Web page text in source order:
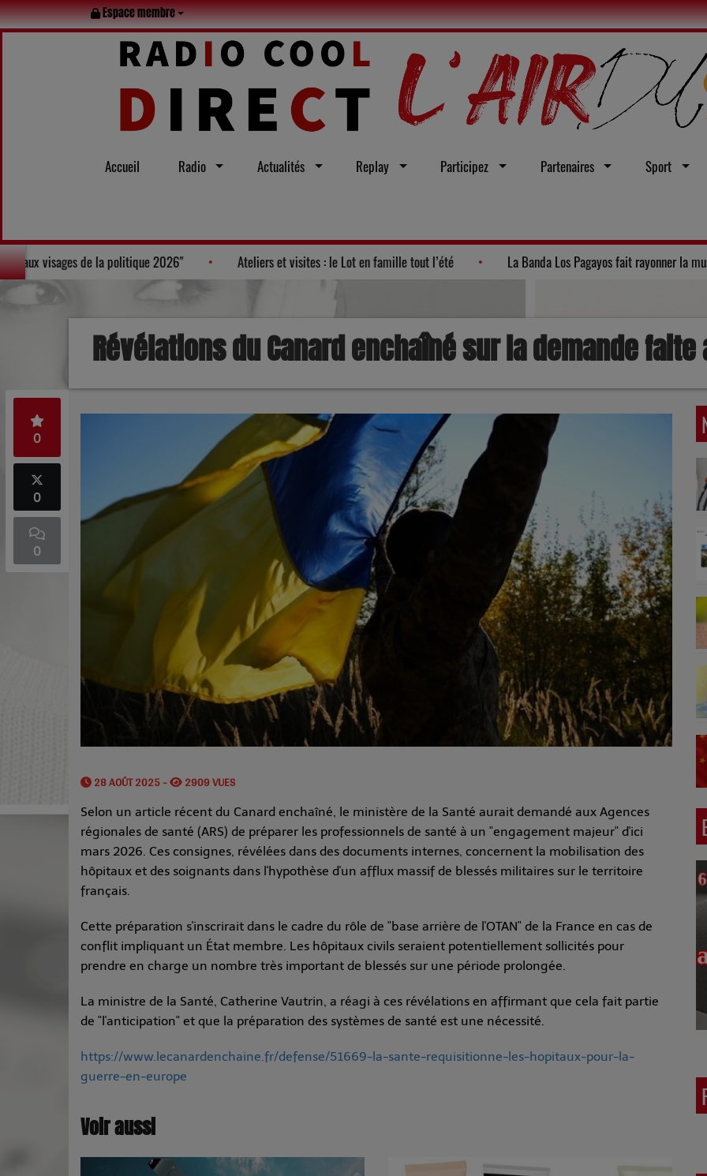
Espace membre
Accueil Radio Actualités Replay Participez Partenaires Sport
figure au Palmarès des "100 nouveaux visages de la politique 2026" Ateliers et visites : le Lot en famille tout l’été
Révélations du Canard enchaîné sur la demande faite
0
0
0
28 AOÛT 2025 - 2909 VUES
Selon un article récent du Canard enchaîné, le ministère de la Santé aurait demandé aux Agences
régionales de santé (ARS) de préparer les professionnels de santé à un "engagement majeur" d'ici
mars 2026. Ces consignes, révélées dans des documents internes, concernent la mobilisation des
hôpitaux et des soignants dans l'hypothèse d'un afflux massif de blessés militaires sur le territoire
français.
Cette préparation s'inscrirait dans le cadre du rôle de "base arrière de l'OTAN" de la France en cas de
conflit impliquant un État membre. Les hôpitaux civils seraient potentiellement sollicités pour
prendre en charge un nombre très important de blessés sur une période prolongée.
La ministre de la Santé, Catherine Vautrin, a réagi à ces révélations en affirmant que cela fait partie
de "l'anticipation" et que la préparation des systèmes de santé est une nécessité.
https://www.lecanardenchaine.fr/defense/51669-la-sante-requisitionne-les-hopitaux-pour-la-
guerre-en-europe
Voir aussi